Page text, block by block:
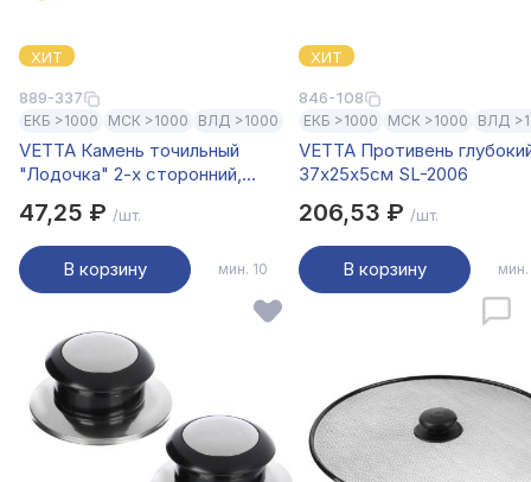
ХИТ
889-337
ЕКБ >1000 МСК >1000 ВЛД >1000
VETTA Камень точильный
"Лодочка" 2-х сторонний,
47,25 ₽ /шт.
В корзину мин. 10
ХИТ
846-108
ЕКБ >1000 МСК >1000 ВЛД
VETTA Противень
37x25x5см SL-2006
206,53 ₽ /шт.
В корзину